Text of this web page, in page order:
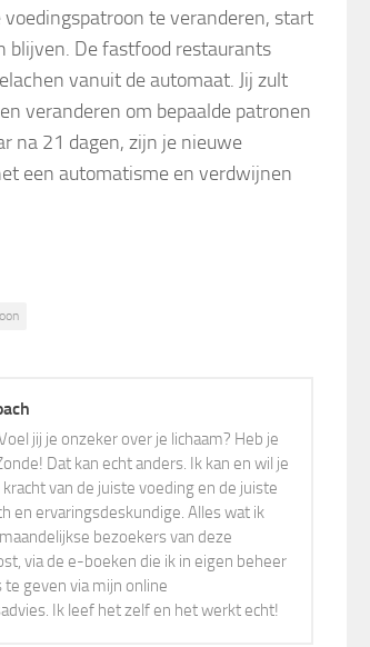
te veranderen, start
blijven. De fastfood restaurants
vanuit de automaat. Jij zult
veranderen om bepaalde patronen
na 21 dagen, zijn je nieuwe
een automatisme en verdwijnen
jij je onzeker over je lichaam? Heb je
Dat kan echt anders. Ik kan en wil je
van de juiste voeding en de juiste
en ervaringsdeskundige. Alles wat ik
bezoekers van deze
via de e-boeken die ik in eigen beheer
geven via mijn online
Ik leef het zelf en het werkt echt!